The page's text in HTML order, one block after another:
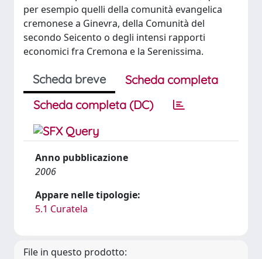
per esempio quelli della comunità evangelica
cremonese a Ginevra, della Comunità del
secondo Seicento o degli intensi rapporti
economici fra Cremona e la Serenissima.
Scheda breve
Scheda completa
Scheda completa (DC)
Anno pubblicazione
2006
Appare nelle tipologie:
5.1 Curatela
File in questo prodotto: